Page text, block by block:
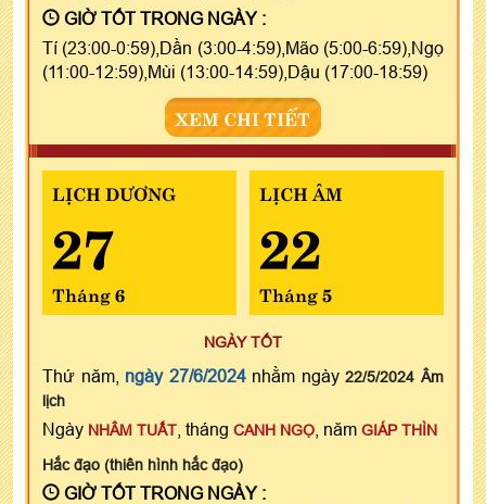
GIỜ TỐT TRONG NGÀY :
Tí (23:00-0:59),Dần (3:00-4:59),Mão (5:00-6:59),Ngọ
(11:00-12:59),Mùi (13:00-14:59),Dậu (17:00-18:59)
XEM CHI TIẾT
LỊCH DƯƠNG
27
Tháng 6
LỊCH ÂM
22
Tháng 5
NGÀY TỐT
Thứ năm, ngày 27/6/2024nhằm ngày22/5/2024 Âm
lịch
Ngày NHÂM TUẤT , tháng CANH NGỌ , năm GIÁP THÌN
Hắc đạo (thiên hình hắc đạo)
GIỜ TỐT TRONG NGÀY :